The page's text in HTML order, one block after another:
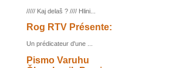
///// Kaj delaš ? //// Hlini...
Rog RTV Présente:
Un prédicateur d'une ...
Pismo Varuhu